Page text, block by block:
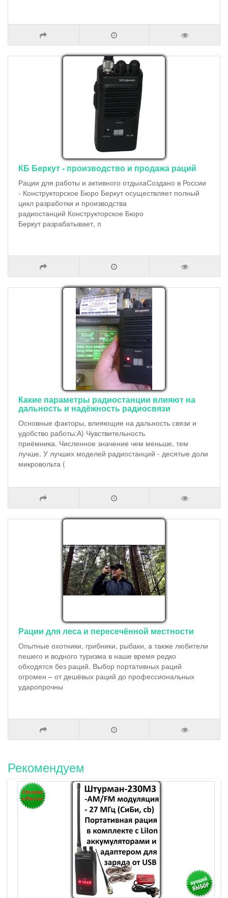
КБ Беркут - производство и продажа раций
Рации для работы и активного отдыхаСоздано в России
- Конструкторское Бюро Беркут осуществляет полный
цикл разработки и производства
радиостанций Конструкторское Бюро
Беркут разрабатывает, п
Какие параметры радиостанции влияют на
дальность и надёжность радиосвязи
Основные факторы, влияющие на дальность связи и
удобство работы:А) Чувствительность
приёмника. Численное значение чем меньше, тем
лучше. У лучших моделей радиостанций - десятые доли
микровольта (
Рации для леса и пересечённой местности
Опытные охотники, грибники, рыбаки, а также любители
пешего и водного туризма в наше время редко
обходятся без раций. Выбор портативных раций
огромен – от дешёвых раций до профессиональных
ударопрочны
Рекомендуем